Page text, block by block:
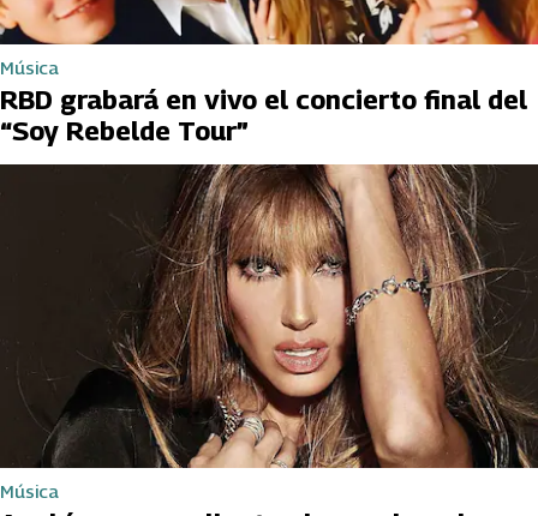
Música
RBD grabará en vivo el concierto final del
“Soy Rebelde Tour”
Música